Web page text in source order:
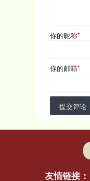
你的昵称*
你的邮箱*
提交评论
友情链接：